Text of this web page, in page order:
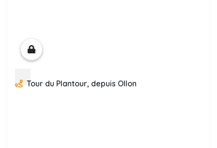
Tour du Plantour, depuis Ollon